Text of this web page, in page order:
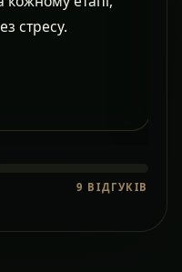
стресу.
9 ВІДГУКІВ